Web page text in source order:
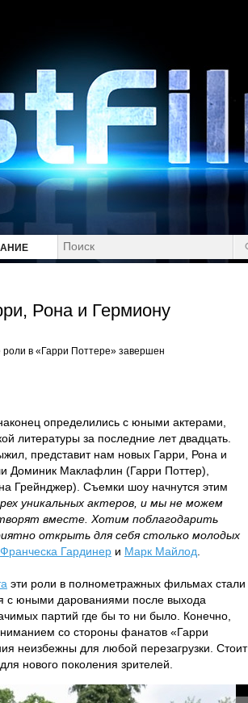
Рона и Гермиону
роли в «Гарри Поттере» завершен
определились с юными актерами,
литературы за последние лет двадцать.
представит нам новых Гарри, Рона и
Доминик Маклафлин (Гарри Поттер),
Грейнджер). Съемки шоу начнутся этим
уникальных актеров, и мы не можем
вместе. Хотим поблагодарить
открыть для себя столько молодых
Франческа Гардинер и Марк Майлод
эти роли в полнометражных фильмах стали
с юными дарованиями после выхода
партий где бы то ни было. Конечно,
со стороны фанатов «Гарри
неизбежны для любой перезагрузки. Стоит
нового поколения зрителей.